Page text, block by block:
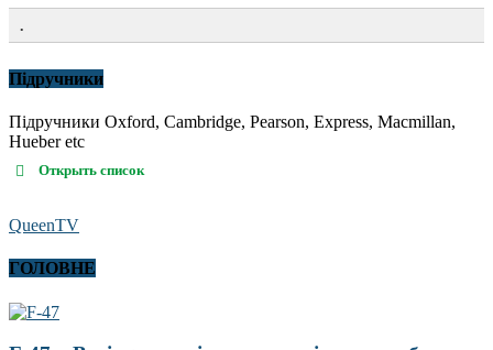
.
Підручники
Підручники Oxford, Cambridge, Pearson, Express, Macmillan,
Hueber etc
Открыть список
QueenTV
ГОЛОВНЕ